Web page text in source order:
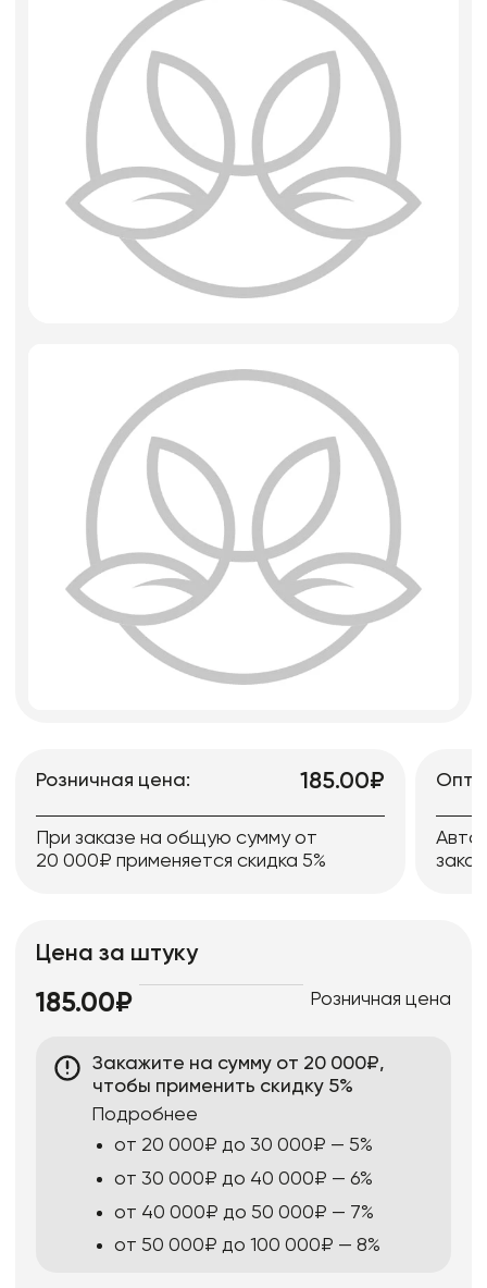
Игрушки мягкие
Изделия из металла
Розничная цена: 185.00₽
При заказе на общую сумму от
20 000₽ применяется скидка 5%
Цена за штуку
185.00₽ Розничная цена
Закажите на сумму от 20 000₽,
чтобы применить скидку 5%
Подробнее
от 20 000₽ до 30 000₽ — 5%
от 30 000₽ до 40 000₽ — 6%
от 40 000₽ до 50 000₽ — 7%
от 50 000₽ до 100 000₽ — 8%